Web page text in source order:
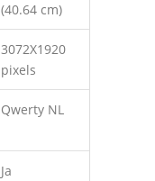
(40.64 cm)
3072X1920
pixels
Qwerty NL
Ja